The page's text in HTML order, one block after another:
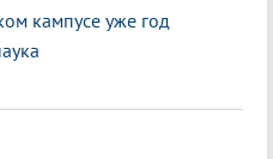
кампусе уже год